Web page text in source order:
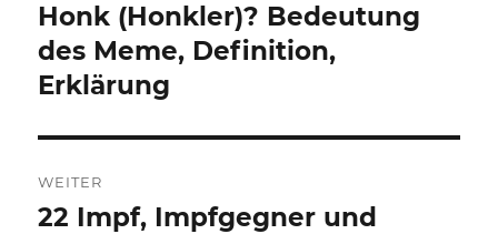
Beitrag:
Honk (Honkler)? Bedeutung
des Meme, Definition,
Erklärung
WEITER
Nächster
22 Impf, Impfgegner und